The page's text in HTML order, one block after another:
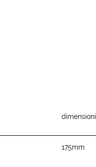
dimensioni
175mm